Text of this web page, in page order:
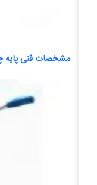
مشخصات فنی پایه